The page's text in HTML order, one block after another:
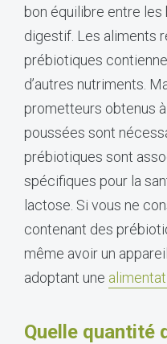
bon équilibre entre les
digestif. Les aliments
prébiotiques
d’autres nutriments.
prometteurs obtenus
poussées sont
prébiotiques sont
spécifiques pour la
lactose. Si vous ne
contenant des
même avoir un
adoptant une
Quelle quantité